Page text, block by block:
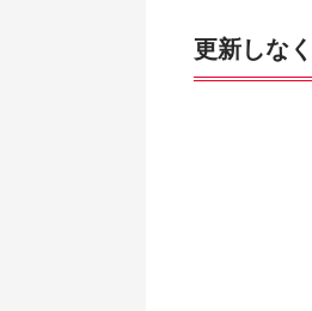
更新しな